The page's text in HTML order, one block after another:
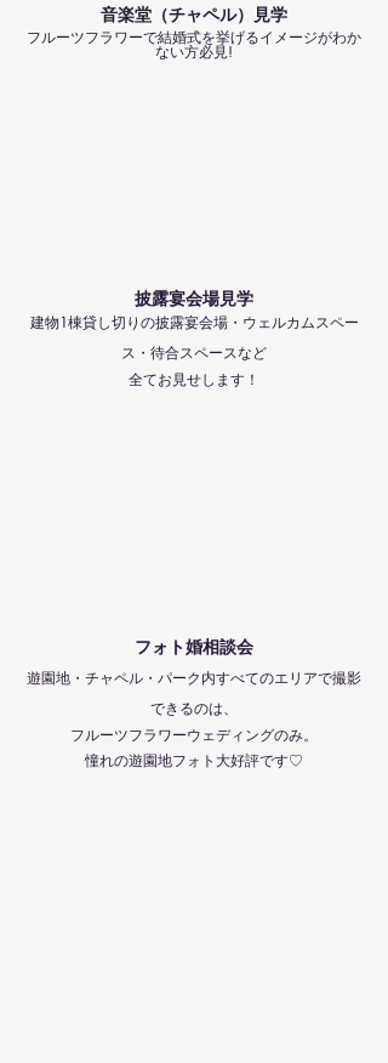
音楽堂（チャペル）見学
フルーツフラワーで結婚式を挙げるイメージがわか
ない方必見!
披露宴会場見学
建物1棟貸し切りの披露宴会場・ウェルカムスペー
ス・待合スペースなど
全てお見せします！
フォト婚相談会
遊園地・チャペル・パーク内すべてのエリアで撮影
できるのは、
フルーツフラワーウェディングのみ。
憧れの遊園地フォト大好評です♡